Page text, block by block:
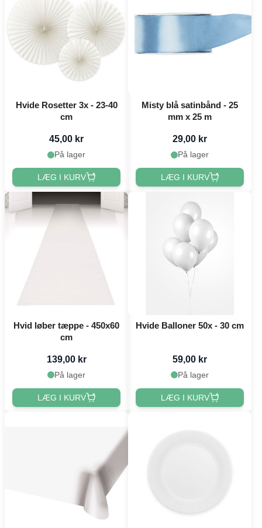
Hvide Rosetter 3x - 23-40
cm
45,00 kr
På lager
LÆG I KURV
Misty blå satinbånd - 25
mm x 25 m
29,00 kr
På lager
LÆG I KURV
Hvid løber tæppe - 450x60
cm
139,00 kr
På lager
LÆG I KURV
Hvide Balloner 50x - 30 cm
59,00 kr
På lager
LÆG I KURV